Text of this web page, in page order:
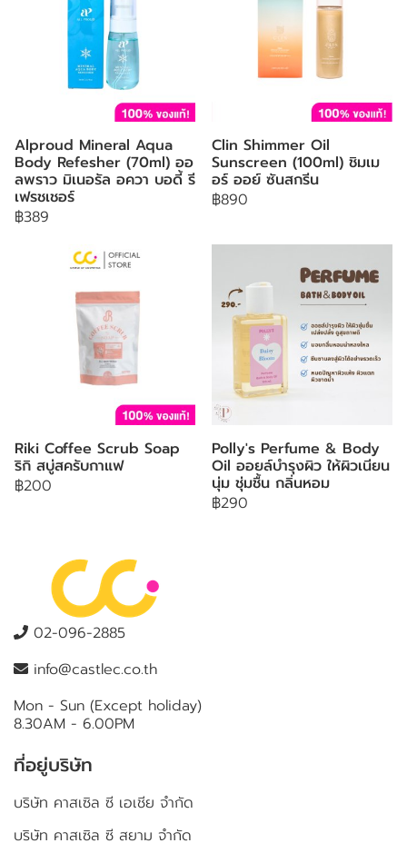
Alproud Mineral Aqua
Body Refesher (70ml) ออ
ลพราว มิเนอรัล อควา บอดี้ รี
เฟรชเชอร์
฿389
Clin Shimmer Oil
Sunscreen (100ml) ชิมเม
อร์ ออย์ ซันสกรีน
฿890
Riki Coffee Scrub Soap
ริกิ สบู่สครับกาแฟ
฿200
Polly's Perfume & Body
Oil ออยล์บำรุงผิว ให้ผิวเนียน
นุ่ม ชุ่มชื้น กลิ่นหอม
฿290
02-096-2885
info@castlec.co.th
Mon - Sun (Except holiday)
8.30AM - 6.00PM
ที่อยู่บริษัท
บริษัท คาสเซิล ซี เอเชีย จำกัด
บริษัท คาสเซิล ซี สยาม จำกัด